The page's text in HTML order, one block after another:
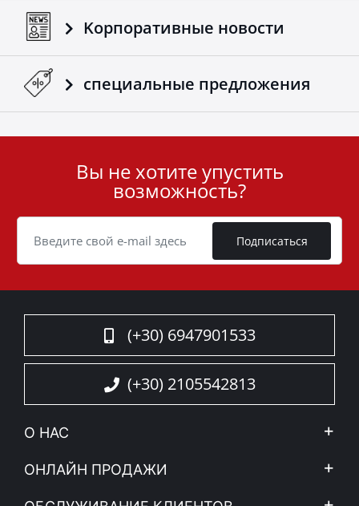
Kорпоративные новости
специальные предложения
Cookie
Вы не хотите упустить
возможность?
Подписаться
(+30) 6947901533
(+30) 2105542813
О НАС
Компания
ОНЛАЙН ПРОДАЖИ
Mой Aккаунт